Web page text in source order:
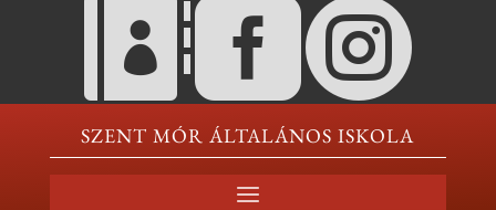

SZENT MÓR ÁLTALÁNOS ISKOLA